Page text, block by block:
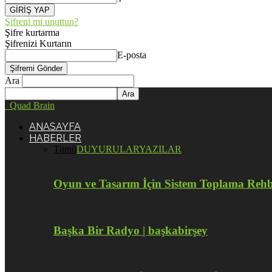
Şifreni mi unuttun?
Şifre kurtarma
Şifrenizi Kurtarın
E-posta
Ara
Quad Brain
ANASAYFA
HABERLER
TümüDUYURULARYAZILAR
Oyun ve Tasarım İçin Sistem Toplama
Başka Bir Radyo | başkabirşey